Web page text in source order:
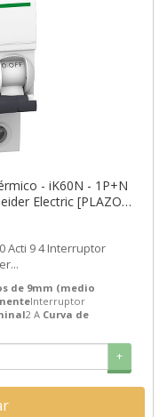
- iK60N - 1P+N
Electric [PLAZO
de 9mm (medio
Interruptor
2 A Curva de
+